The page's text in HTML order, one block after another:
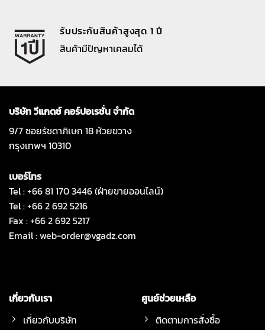
รับประกันสินค้าสูงสุด 1 ปี
สินค้ามีปัญหาเคลมได้
บริษัท วีแกดซ์ คอร์ปอเรชั่น จำกัด
9/7 ซอยรัชดาภิเษก 18 ห้วยขวาง
กรุงเทพฯ 10310
เบอร์โทร
Tel : +66 81 170 3446 (ฝ่ายขายออนไลน์)
Tel : +66 2 692 5216
Fax : +66 2 692 5217
Email :web-order@vgadz.com
เกี่ยวกับเรา
เกี่ยวกับบริษัท
ศูนย์ช่วยเหลือ
ติดตามการสั่งซื้อ